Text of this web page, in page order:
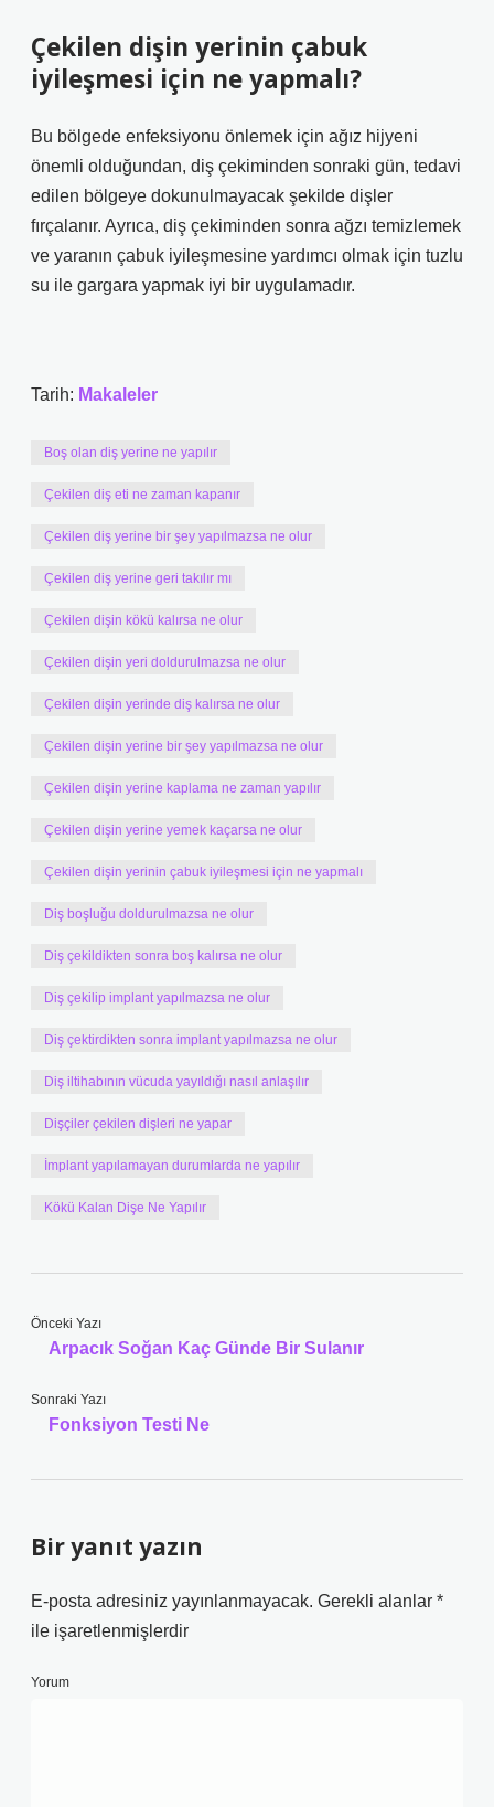
Çekilen dişin yerinin çabuk
iyileşmesi için ne yapmalı?
Bu bölgede enfeksiyonu önlemek için ağız hijyeni
önemli olduğundan, diş çekiminden sonraki gün, tedavi
edilen bölgeye dokunulmayacak şekilde dişler
fırçalanır. Ayrıca, diş çekiminden sonra ağzı temizlemek
ve yaranın çabuk iyileşmesine yardımcı olmak için tuzlu
su ile gargara yapmak iyi bir uygulamadır.
Tarih: Makaleler
Boş olan diş yerine ne yapılır
Çekilen diş eti ne zaman kapanır
Çekilen diş yerine bir şey yapılmazsa ne olur
Çekilen diş yerine geri takılır mı
Çekilen dişin kökü kalırsa ne olur
Çekilen dişin yeri doldurulmazsa ne olur
Çekilen dişin yerinde diş kalırsa ne olur
Çekilen dişin yerine bir şey yapılmazsa ne olur
Çekilen dişin yerine kaplama ne zaman yapılır
Çekilen dişin yerine yemek kaçarsa ne olur
Çekilen dişin yerinin çabuk iyileşmesi için ne yapmalı
Diş boşluğu doldurulmazsa ne olur
Diş çekildikten sonra boş kalırsa ne olur
Diş çekilip implant yapılmazsa ne olur
Diş çektirdikten sonra implant yapılmazsa ne olur
Diş iltihabının vücuda yayıldığı nasıl anlaşılır
Dişçiler çekilen dişleri ne yapar
İmplant yapılamayan durumlarda ne yapılır
Kökü Kalan Dişe Ne Yapılır
Önceki Yazı
Arpacık Soğan Kaç Günde Bir Sulanır
Sonraki Yazı
Fonksiyon Testi Ne
Bir yanıt yazın
E-posta adresiniz yayınlanmayacak. Gerekli alanlar *
ile işaretlenmişlerdir
Yorum